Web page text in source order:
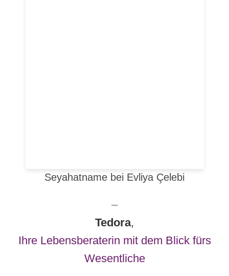
Seyahatname bei Evliya Çelebi
–
Tedora,
Ihre Lebensberaterin mit dem Blick fürs
Wesentliche⁣⁣